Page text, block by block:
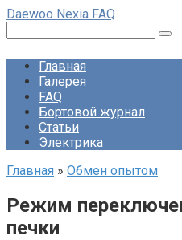
Перейти
контенту
Daewoo Nexia FAQ
Главная
Галерея
FAQ
Бортовой журнал
Статьи
Электрика
Главная » Обмен опытом
Режим
печки